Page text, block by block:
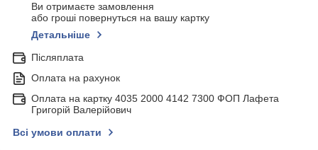
Ви отримаєте замовлення
або гроші повернуться на вашу картку
Детальніше
Післяплата
Оплата на рахунок
Оплата на картку 4035 2000 4142 7300 ФОП Лафета
Григорій Валерійович
Всі умови оплати